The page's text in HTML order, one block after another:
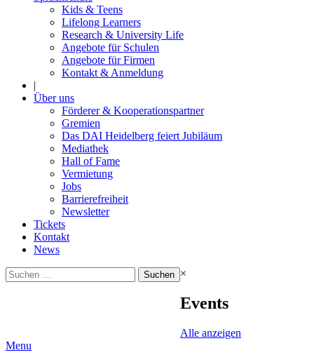
Kids & Teens
Lifelong Learners
Research & University Life
Angebote für Schulen
Angebote für Firmen
Kontakt & Anmeldung
|
Über uns
Förderer & Kooperationspartner
Gremien
Das DAI Heidelberg feiert Jubiläum
Mediathek
Hall of Fame
Vermietung
Jobs
Barrierefreiheit
Newsletter
Tickets
Kontakt
News
Suchen
nach:
×
Events
Alle anzeigen
Menu